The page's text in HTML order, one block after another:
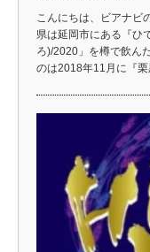
こんにちは、ビアナビ
県は延岡市にある『ひ
ろ)/2020」を樽で飲ん
のは2018年11月に『